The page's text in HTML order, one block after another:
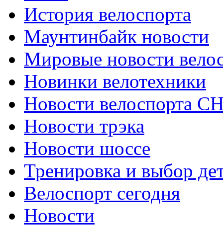
История велоспорта
Маунтинбайк новости
Мировые новости
Новинки велотехники
Новости велоспорта
Новости трэка
Новости шоссе
Тренировка и выбор
Велоспорт сегодня
Новости